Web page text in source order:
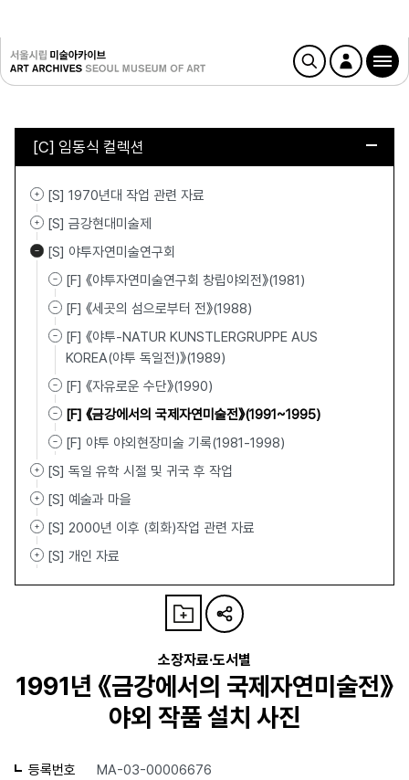
[C] 임동식 컬렉션
[S] 1970년대 작업 관련 자료
[S] 금강현대미술제
[S] 야투자연미술연구회
[F] 《야투자연미술연구회 창립야외전》(1981)
[F] 《세곳의 섬으로부터 전》(1988)
[F] 《야투-NATUR KUNSTLERGRUPPE AUS
KOREA(야투 독일전)》(1989)
[F] 《자유로운 수단》(1990)
[F] 《금강에서의 국제자연미술전》(1991~1995)
[F] 야투 야외현장미술 기록(1981-1998)
[S] 독일 유학 시절 및 귀국 후 작업
[S] 예술과 마을
[S] 2000년 이후 (회화)작업 관련 자료
[S] 개인 자료
소장자료·도서별
1991년 《금강에서의 국제자연미술전》
야외 작품 설치 사진
등록번호 MA-03-00006676